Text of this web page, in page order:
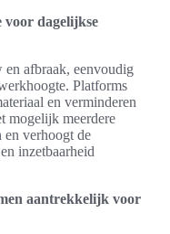
voor dagelijkse
afbraak, eenvoudig
Platforms
en verminderen
mogelijk meerdere
en verhoogt de
inzetbaarheid
aantrekkelijk voor